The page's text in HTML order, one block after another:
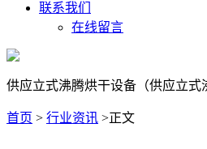
联系我们
在线留言
供应立式沸腾烘干设备（供应立式
首页 > 行业资讯 >正文